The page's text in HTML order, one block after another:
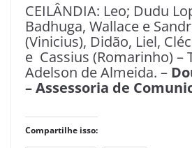
CEILÂNDIA: Leo; Dudu
Badhuga, Wallace e
(Vinicius), Didão, Liel,
e Cassius (Romarinho) –
Adelson de Almeida. –
– Assessoria de
Compartilhe isso: